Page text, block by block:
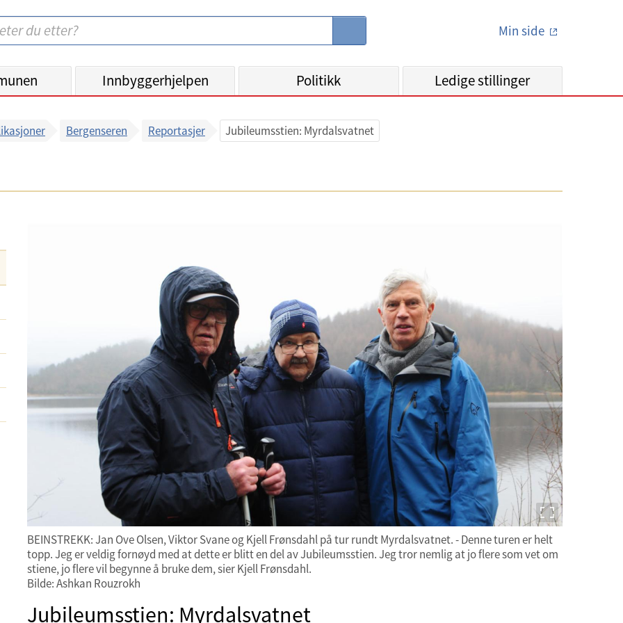
S
Min side
Innbyggerhjelpen Politikk Ledige stillinger
Bergenseren Reportasjer Jubileumsstien: Myrdalsvatnet
BEINSTREKK: Jan Ove Olsen, Viktor Svane og Kjell Frønsdahl på tur rundt Myrdalsvatnet. - Denne turen er helt
topp. Jeg er veldig fornøyd med at dette er blitt en del av Jubileumsstien. Jeg tror nemlig at jo flere som vet om
stiene, jo flere vil begynne å bruke dem, sier Kjell Frønsdahl.
Bilde: Ashkan Rouzrokh
Jubileumsstien: Myrdalsvatnet